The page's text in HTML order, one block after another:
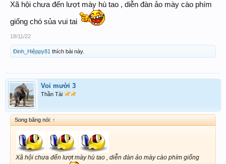
Xã hội chưa đến lượt mày hù tao , diễn đàn ảo mày cào phím
giống chó sủa vui tai
18/11/22
Đinh_Hiệppy81 thích bài này.
Voi mười 3
Thần Tài
Song băng nói: ↑
Xã hội chưa đến lượt mày hù tao , diễn đàn ảo mày cào phím giống